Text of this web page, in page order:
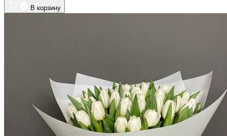
В корзину